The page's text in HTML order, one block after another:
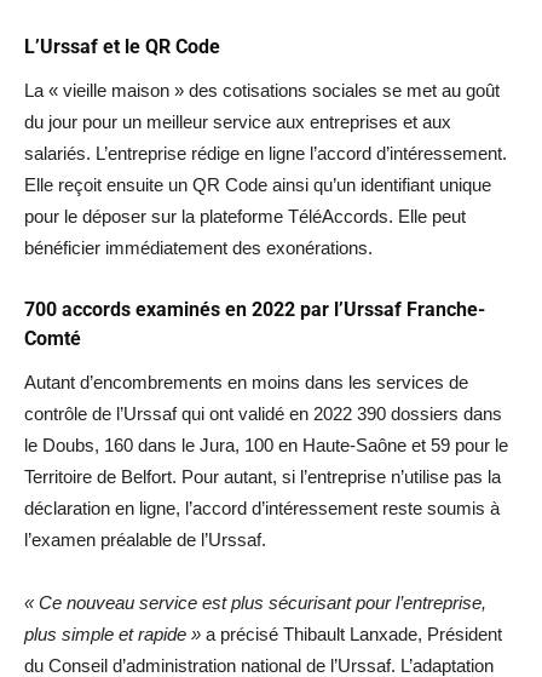
L’Urssaf et le QR Code
La « vieille maison » des cotisations sociales se met au goût
du jour pour un meilleur service aux entreprises et aux
salariés. L’entreprise rédige en ligne l’accord d’intéressement.
Elle reçoit ensuite un QR Code ainsi qu’un identifiant unique
pour le déposer sur la plateforme TéléAccords. Elle peut
bénéficier immédiatement des exonérations.
700 accords examinés en 2022 par l’Urssaf Franche-
Comté
Autant d’encombrements en moins dans les services de
contrôle de l’Urssaf qui ont validé en 2022 390 dossiers dans
le Doubs, 160 dans le Jura, 100 en Haute-Saône et 59 pour le
Territoire de Belfort. Pour autant, si l’entreprise n’utilise pas la
déclaration en ligne, l’accord d’intéressement reste soumis à
l’examen préalable de l’Urssaf.
« Ce nouveau service est plus sécurisant pour l’entreprise,
plus simple et rapide » a précisé Thibault Lanxade, Président
du Conseil d’administration national de l’Urssaf. L’adaptation